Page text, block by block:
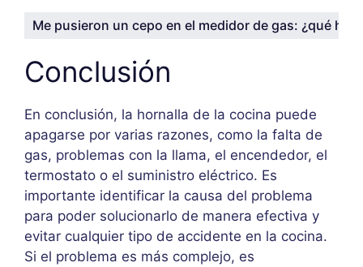
Conclusión
En conclusión, la hornalla de la cocina puede
apagarse por varias razones, como la falta de
gas, problemas con la llama, el encendedor, el
termostato o el suministro eléctrico. Es
importante identificar la causa del problema
para poder solucionarlo de manera efectiva y
evitar cualquier tipo de accidente en la cocina.
Si el problema es más complejo, es